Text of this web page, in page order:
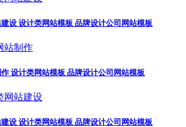
设 设计类网站模板 品牌设计公司网站模板
设计类网站模板 品牌设计公司网站模板
设 设计类网站模板 品牌设计公司网站模板